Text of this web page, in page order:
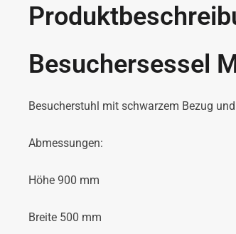
Besuchersessel
Besucherstuhl mit schwarzem Bezug und
Abmessungen:
Höhe 900 mm
Breite 500 mm